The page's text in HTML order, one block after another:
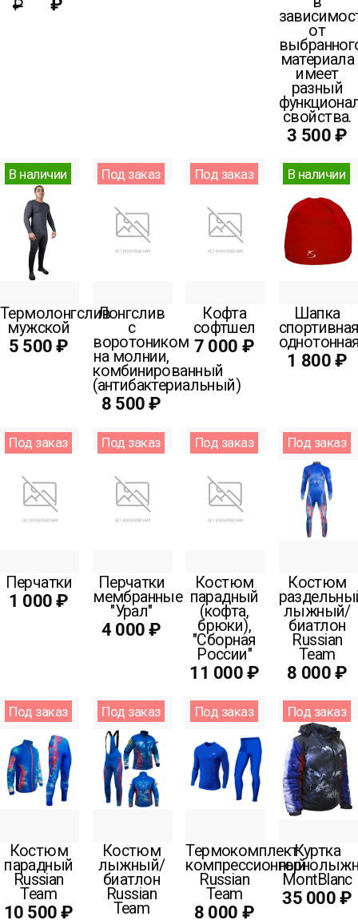
₽
от
материала
имеет
разный
свойства.
3 500 ₽
В наличии
Термолонгслив
мужской
5 500 ₽
Под заказ
Лонгслив
с
воротоником
на молнии,
комбинированный
(антибактериальный)
8 500 ₽
Под заказ
Кофта
софтшел
7 000 ₽
В наличии
Шапка
1 800 ₽
Под заказ
Перчатки
1 000 ₽
Под заказ
Перчатки
мембранные
"Урал"
4 000 ₽
Под заказ
Костюм
парадный
(кофта,
брюки),
"Сборная
России"
11 000 ₽
Под заказ
Костюм
лыжный/
биатлон
Russian
Team
8 000 ₽
Под заказ
Костюм
парадный
Russian
Team
10 500 ₽
Под заказ
Костюм
лыжный/
биатлон
Russian
Team
Под заказ
Термокомплект
компрессионный
Russian
Team
8 000 ₽
Под заказ
Куртка
MontBlanc
35 000 ₽